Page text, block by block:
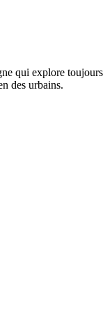
qui explore toujours
des urbains.